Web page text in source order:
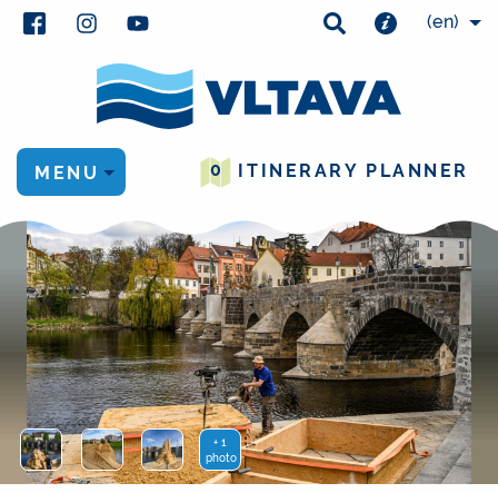
(en)
0 ITINERARY PLANNER
MENU
+ 1
photo